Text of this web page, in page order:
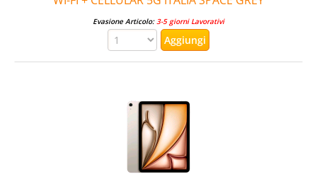
Evasione Articolo:3-5 giorni Lavorativi